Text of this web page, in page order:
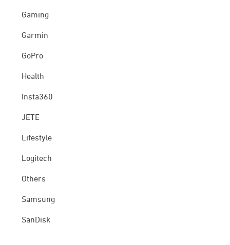
Gaming
Garmin
GoPro
Health
Insta360
JETE
Lifestyle
Logitech
Others
Samsung
SanDisk